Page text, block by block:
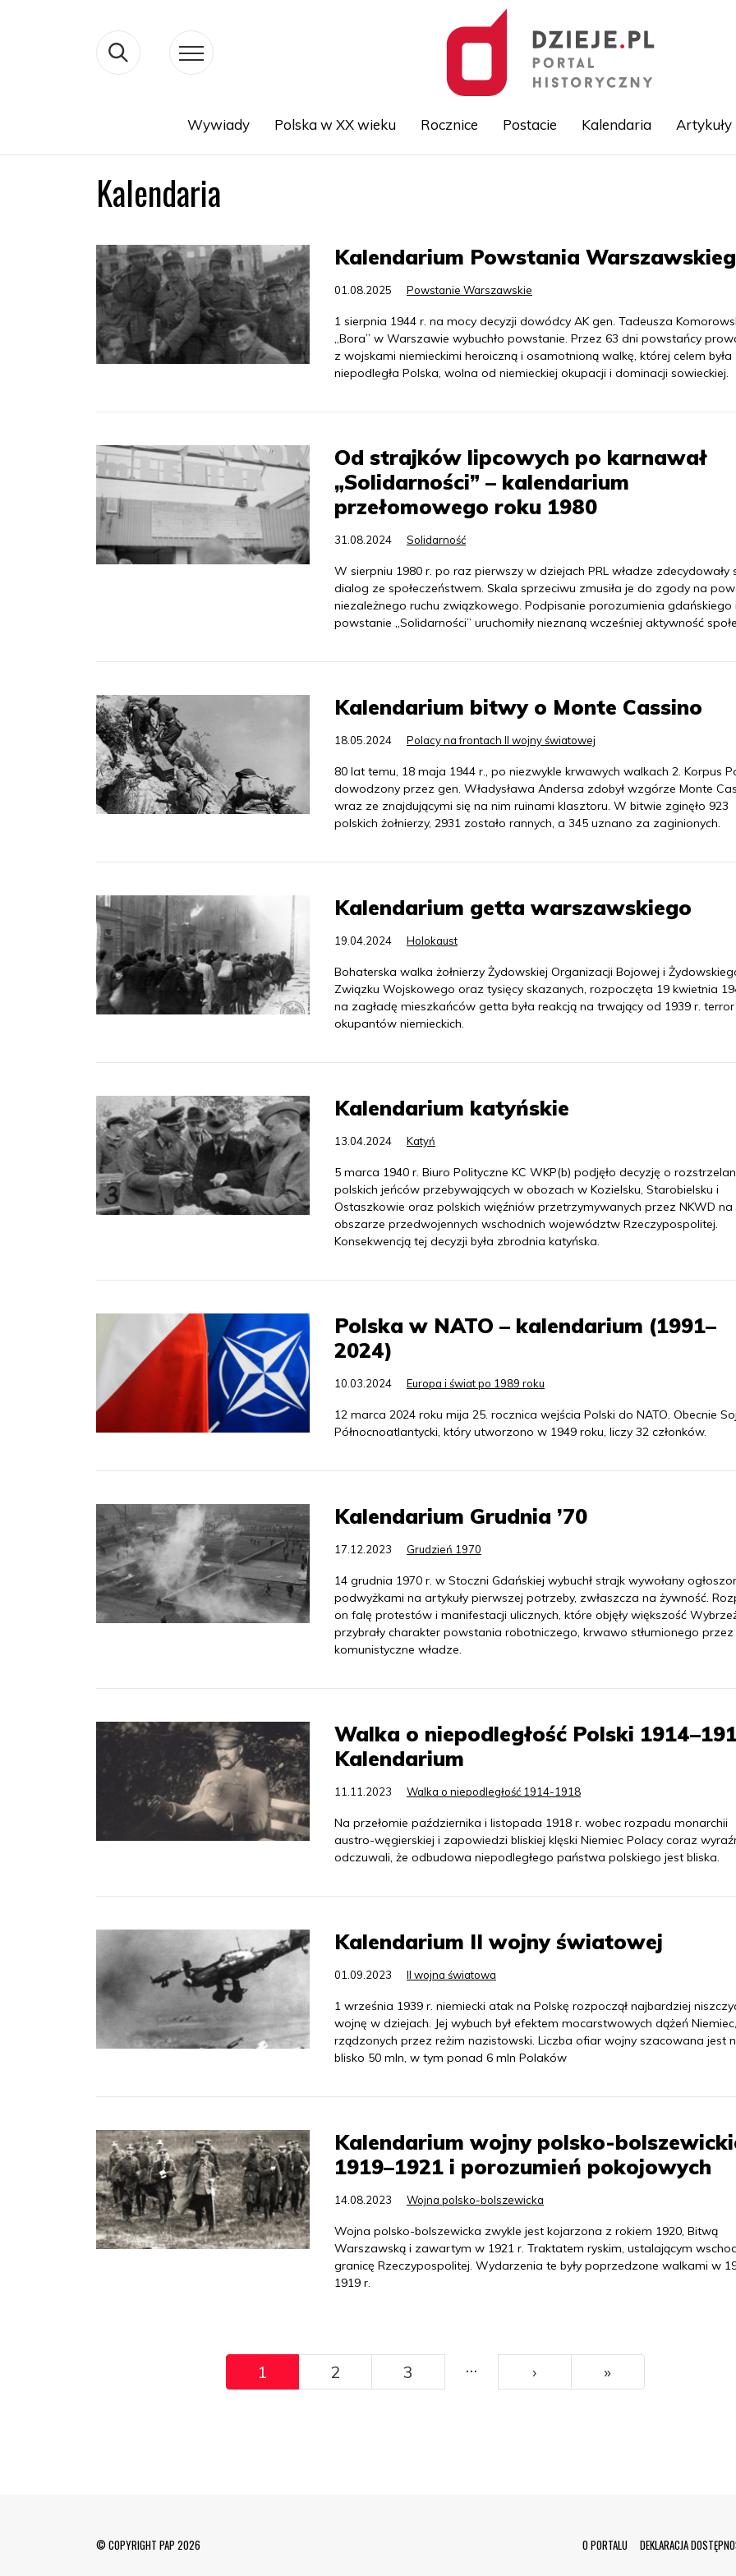
Wywiady Polska w XX wieku Rocznice Postacie Kalendaria Artykuły
Kalendaria
Kalendarium Powstania
01.08.2025 Powstanie Warszawskie
1 sierpnia 1944 r. na mocy decyzji dowódcy AK gen. Tadeusza
„Bora” w Warszawie wybuchło powstanie. Przez 63 dni powstańcy
z wojskami niemieckimi heroiczną i osamotnioną walkę, której celem była
niepodległa Polska, wolna od niemieckiej okupacji i dominacji sowieckiej.
Od strajków lipcowych po karnawał
„Solidarności” – kalendarium
przełomowego roku 1980
31.08.2024 Solidarność
W sierpniu 1980 r. po raz pierwszy w dziejach PRL władze zdecydowały
dialog ze społeczeństwem. Skala sprzeciwu zmusiła je do zgody na
niezależnego ruchu związkowego. Podpisanie porozumienia gdańskiego i
powstanie „Solidarności” uruchomiły nieznaną wcześniej aktywność
Kalendarium bitwy o Monte Cassino
18.05.2024 Polacy na frontach II wojny światowej
80 lat temu, 18 maja 1944 r., po niezwykle krwawych walkach 2. Korpus
dowodzony przez gen. Władysława Andersa zdobył wzgórze Monte
wraz ze znajdującymi się na nim ruinami klasztoru. W bitwie zginęło 923
polskich żołnierzy, 2931 zostało rannych, a 345 uznano za zaginionych.
Kalendarium getta warszawskiego
19.04.2024 Holokaust
Bohaterska walka żołnierzy Żydowskiej Organizacji Bojowej i
Związku Wojskowego oraz tysięcy skazanych, rozpoczęta 19 kwietnia
na zagładę mieszkańców getta była reakcją na trwający od 1939 r. terror
okupantów niemieckich.
Kalendarium katyńskie
13.04.2024 Katyń
5 marca 1940 r. Biuro Polityczne KC WKP(b) podjęło decyzję o
polskich jeńców przebywających w obozach w Kozielsku, Starobielsku i
Ostaszkowie oraz polskich więźniów przetrzymywanych przez NKWD na
obszarze przedwojennych wschodnich województw Rzeczypospolitej.
Konsekwencją tej decyzji była zbrodnia katyńska.
Polska w NATO – kalendarium (1991–
2024)
10.03.2024 Europa i świat po 1989 roku
12 marca 2024 roku mija 25. rocznica wejścia Polski do NATO. Obecnie
Północnoatlantycki, który utworzono w 1949 roku, liczy 32 członków.
Kalendarium Grudnia ’70
17.12.2023 Grudzień 1970
14 grudnia 1970 r. w Stoczni Gdańskiej wybuchł strajk wywołany
podwyżkami na artykuły pierwszej potrzeby, zwłaszcza na żywność.
on falę protestów i manifestacji ulicznych, które objęły większość
przybrały charakter powstania robotniczego, krwawo stłumionego przez
komunistyczne władze.
Walka o niepodległość Polski
Kalendarium
11.11.2023 Walka o niepodległość 1914-1918
Na przełomie października i listopada 1918 r. wobec rozpadu monarchii
austro-węgierskiej i zapowiedzi bliskiej klęski Niemiec Polacy coraz
odczuwali, że odbudowa niepodległego państwa polskiego jest bliska.
Kalendarium II wojny światowej
01.09.2023 II wojna światowa
1 września 1939 r. niemiecki atak na Polskę rozpoczął najbardziej
wojnę w dziejach. Jej wybuch był efektem mocarstwowych dążeń Niemiec,
rządzonych przez reżim nazistowski. Liczba ofiar wojny szacowana jest
blisko 50 mln, w tym ponad 6 mln Polaków
Kalendarium wojny polsko-
1919–1921 i porozumień pokojowych
14.08.2023 Wojna polsko-bolszewicka
Wojna polsko-bolszewicka zwykle jest kojarzona z rokiem 1920, Bitwą
Warszawską i zawartym w 1921 r. Traktatem ryskim, ustalającym
granicę Rzeczypospolitej. Wydarzenia te były poprzedzone walkami w
1919 r.
1 2 3 … ››› »Ostatni
© COPYRIGHT PAP 2026 Menu Footer
O PORTALU DEKLARACJA